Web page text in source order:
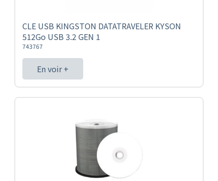
CLE USB KINGSTON DATATRAVELER KYSON
512Go USB 3.2 GEN 1
743767
En voir +